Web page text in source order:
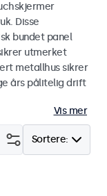
Disse
bundet panel
utmerket
metallhus sikrer
års pålitelig drift
Vis mer
Sortere: